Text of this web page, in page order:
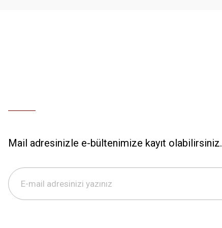
Mail adresinizle e-bültenimize kayıt olabilirsiniz.